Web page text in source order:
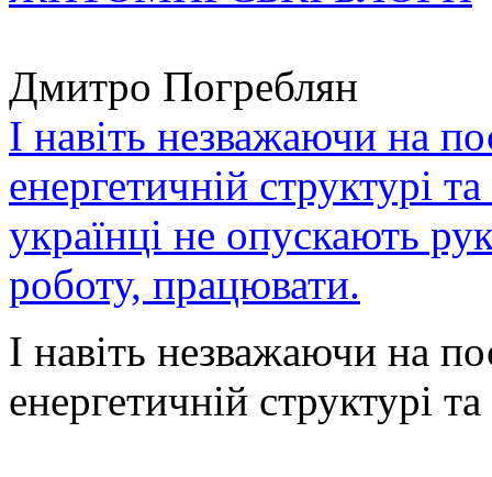
Дмитро Погреблян
І навіть незважаючи на
енергетичній структурі
українці не опускають
роботу, працювати.
І навіть незважаючи на
енергетичній структурі